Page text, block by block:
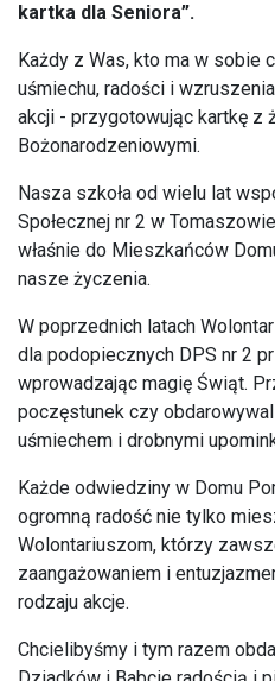
kartka dla Seniora”.
Każdy z Was, kto ma w sobie
uśmiechu, radości i
akcji - przygotowując kartkę z
Bożonarodzeniowymi.
Nasza szkoła od wielu lat
Społecznej nr 2 w
właśnie do Mieszkańców
nasze życzenia.
W poprzednich latach
dla podopiecznych DPS nr 2
wprowadzając magię Świąt.
poczęstunek czy
uśmiechem i drobnymi
Każde odwiedziny w Domu
ogromną radość nie tylko
Wolontariuszom, którzy
zaangażowaniem i
rodzaju akcje.
Chcielibyśmy i tym razem